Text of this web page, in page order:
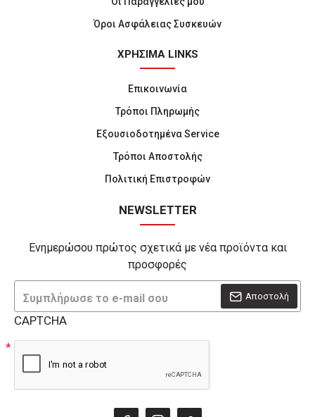
Όροι Ασφάλειας Συσκευών
ΧΡΗΣΙΜΑ LINKS
Επικοινωνία
Τρόποι Πληρωμής
Εξουσιοδοτημένα Service
Τρόποι Αποστολής
Πολιτική Επιστροφών
NEWSLETTER
Ενημερώσου πρώτος σχετικά με νέα προϊόντα και
προσφορές
Αποστολή
CAPTCHA